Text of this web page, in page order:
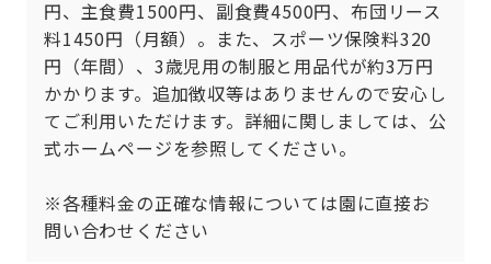
円、主食費1500円、副食費4500円、布団リース
料1450円（月額）。また、スポーツ保険料320
円（年間）、3歳児用の制服と用品代が約3万円
かかります。追加徴収等はありませんので安心し
てご利用いただけます。詳細に関しましては、公
式ホームページを参照してください。
※各種料金の正確な情報については園に直接お
問い合わせください